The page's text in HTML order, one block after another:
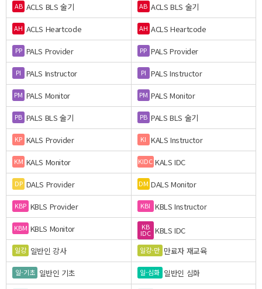
AB ACLS BLS 술기 AB ACLS BLS 술기
AH ACLS Heartcode AH ACLS Heartcode
PP PALS Provider PP PALS Provider
PI PALS Instructor PI PALS Instructor
PM PALS Monitor PM PALS Monitor
PB PALS BLS 술기 PB PALS BLS 술기
KP KALS Provider KI KALS Instructor
KM KALS Monitor KIDC KALS IDC
DP DALS Provider DM DALS Monitor
KBP KBLS Provider KBI KBLS Instructor
KBM KBLS Monitor KB
IDC KBLS IDC
일강 일반인 강사 일강-만 만료자 재교육
일-기초 일반인 기초 일-심화 일반인 심화